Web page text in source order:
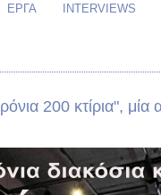
ΕΡΓΑ INTERVIEWS
200 κτίρια", μία